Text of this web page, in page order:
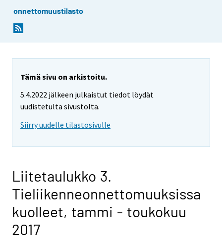
onnettomuustilasto
Tämä sivu on arkistoitu.
5.4.2022 jälkeen julkaistut tiedot löydät
uudistetulta sivustolta.
Siirry uudelle tilastosivulle
Liitetaulukko 3.
Tieliikenneonnettomuuksissa
kuolleet, tammi - toukokuu
2017